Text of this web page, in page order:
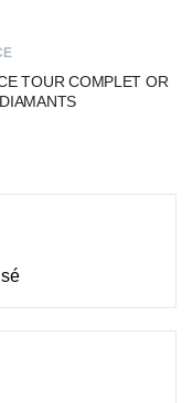
TOUR COMPLET OR